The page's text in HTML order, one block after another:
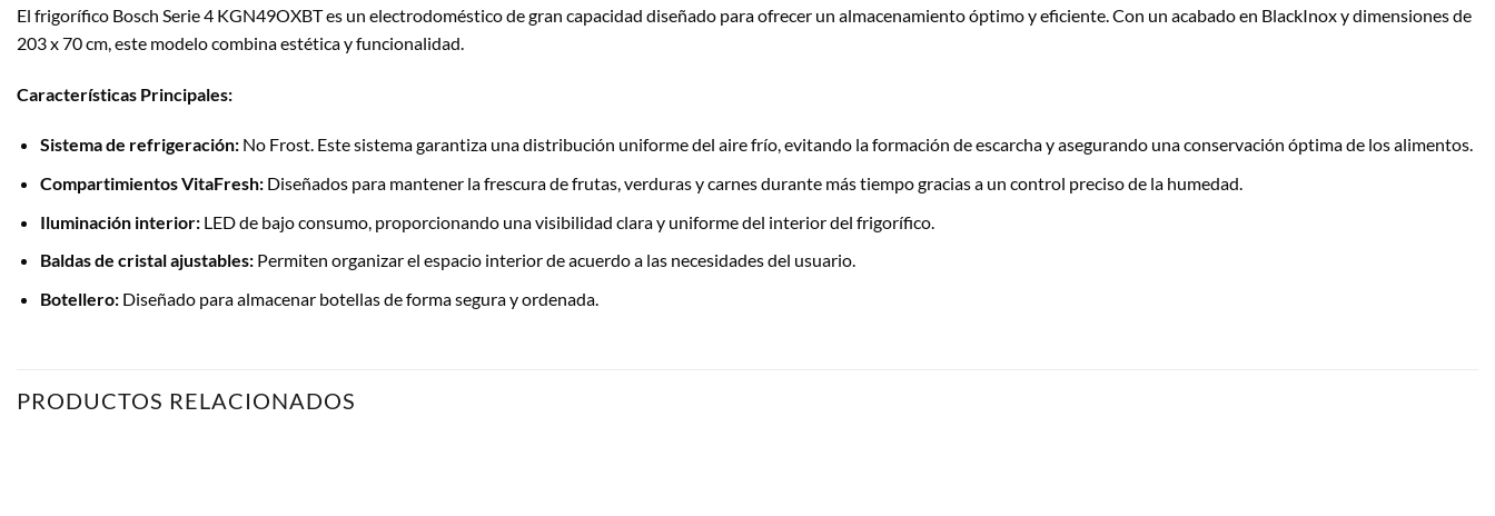
El frigorífico Bosch Serie 4 KGN49OXBT es un electrodoméstico de gran capacidad diseñado para ofrecer un almacenamiento óptimo y eficiente. Con un acabado en BlackInox y dimensiones de
203 x 70 cm, este modelo combina estética y funcionalidad.
Características Principales:
Sistema de refrigeración:No Frost. Este sistema garantiza una distribución uniforme del aire frío, evitando la formación de escarcha y asegurando una conservación óptima de los alimentos.
Compartimientos VitaFresh:Diseñados para mantener la frescura de frutas, verduras y carnes durante más tiempo gracias a un control preciso de la humedad.
Iluminación interior:LED de bajo consumo, proporcionando una visibilidad clara y uniforme del interior del frigorífico.
Baldas de cristal ajustables:Permiten organizar el espacio interior de acuerdo a las necesidades del usuario.
Botellero:Diseñado para almacenar botellas de forma segura y ordenada.
PRODUCTOS RELACIONADOS